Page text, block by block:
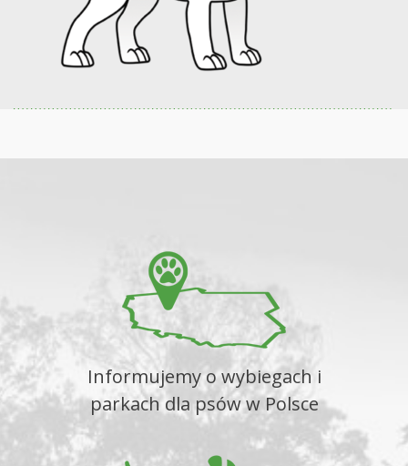
Informujemy o wybiegach i
parkach dla psów w Polsce